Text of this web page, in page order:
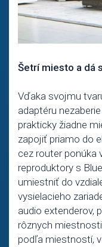
Šetrí miesto a dá
Vďaka svojmu
adaptéru
prakticky žiadne
zapojiť priamo do
cez router ponúka
reproduktory s
umiestniť do
vysielacieho
audio extenderov,
rôznych
podľa miestností,